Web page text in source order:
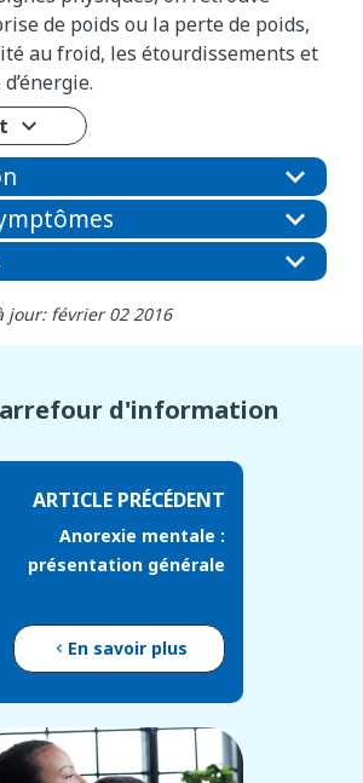
de poids ou la perte de poids,
au froid, les étourdissements et
jour: février 02 2016
d'information
ARTICLE PRÉCÉDENT
Anorexie mentale :
présentation générale
En savoir plus